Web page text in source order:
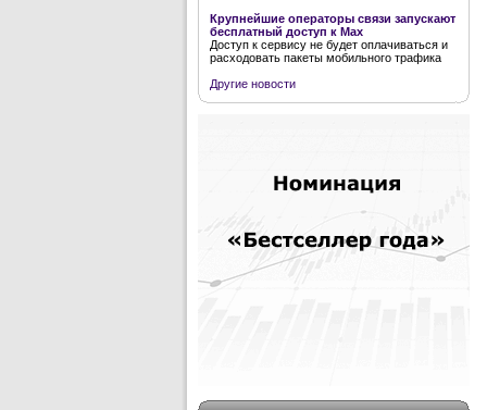
Крупнейшие операторы связи запускают
бесплатный доступ к Мах
Доступ к сервису не будет оплачиваться и
расходовать пакеты мобильного трафика
Другие новости